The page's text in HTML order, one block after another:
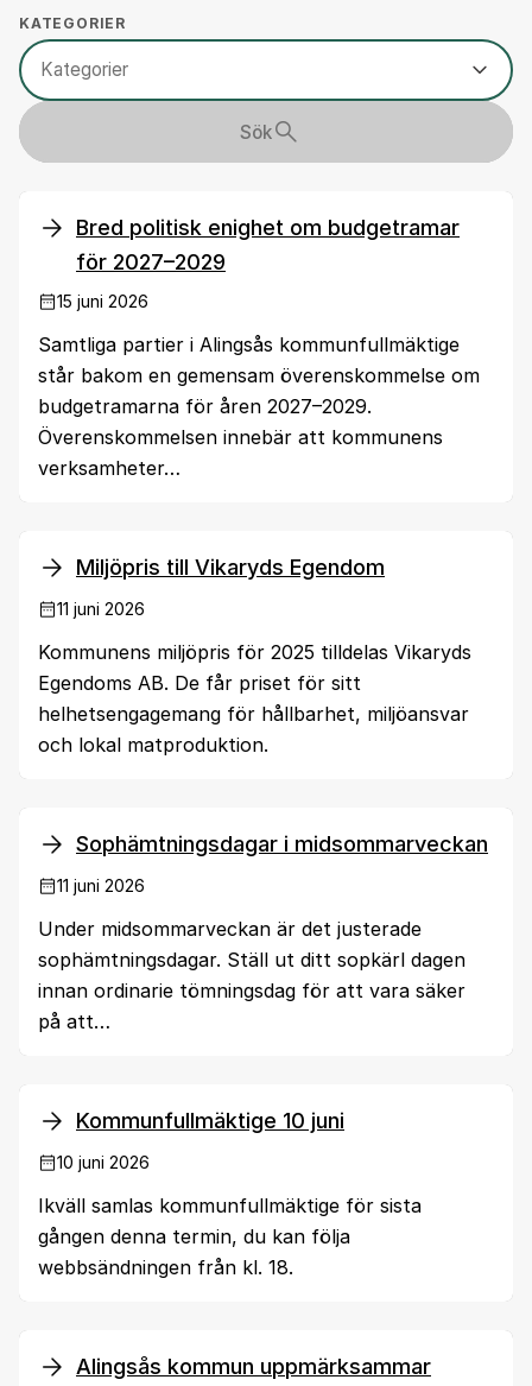
KATEGORIER
Kategorier
Sök
Bred politisk enighet om budgetramar
för 2027–2029
15 juni 2026
Samtliga partier i Alingsås kommunfullmäktige
står bakom en gemensam överenskommelse om
budgetramarna för åren 2027–2029.
Överenskommelsen innebär att kommunens
verksamheter…
Miljöpris till Vikaryds Egendom
11 juni 2026
Kommunens miljöpris för 2025 tilldelas Vikaryds
Egendoms AB. De får priset för sitt
helhetsengagemang för hållbarhet, miljöansvar
och lokal matproduktion.
Sophämtningsdagar i midsommarveckan
11 juni 2026
Under midsommarveckan är det justerade
sophämtningsdagar. Ställ ut ditt sopkärl dagen
innan ordinarie tömningsdag för att vara säker
på att…
Kommunfullmäktige 10 juni
10 juni 2026
Ikväll samlas kommunfullmäktige för sista
gången denna termin, du kan följa
webbsändningen från kl. 18.
Alingsås kommun uppmärksammar